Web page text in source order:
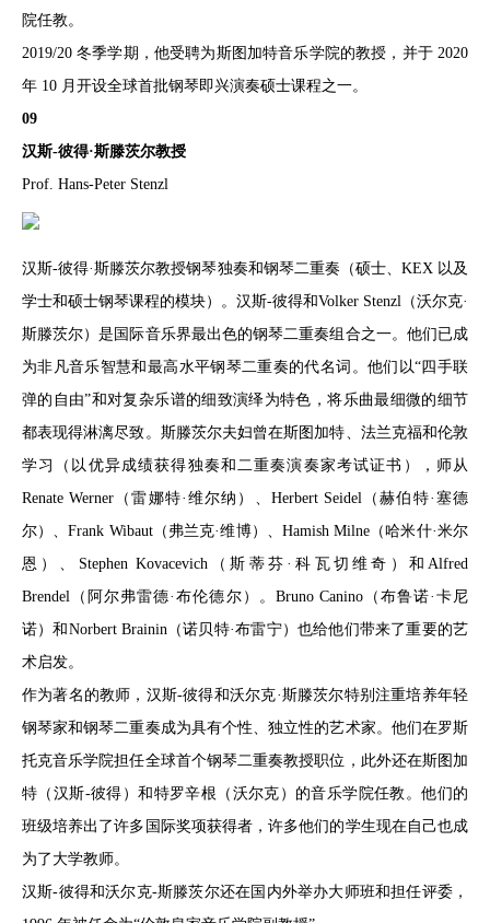
院任教。
2019/20 冬季学期，他受聘为斯图加特音乐学院的教授，并于 2020
年 10 月开设全球首批钢琴即兴演奏硕士课程之一。
09
汉斯-彼得·斯滕茨尔教授
Prof. Hans-Peter Stenzl
汉斯-彼得·斯滕茨尔教授钢琴独奏和钢琴二重奏（硕士、KEX 以及
学士和硕士钢琴课程的模块）。汉斯-彼得和Volker Stenzl（沃尔克·
斯滕茨尔）是国际音乐界最出色的钢琴二重奏组合之一。他们已成
为非凡音乐智慧和最高水平钢琴二重奏的代名词。他们以“四手联
弹的自由”和对复杂乐谱的细致演绎为特色，将乐曲最细微的细节
都表现得淋漓尽致。斯滕茨尔夫妇曾在斯图加特、法兰克福和伦敦
学习（以优异成绩获得独奏和二重奏演奏家考试证书），师从
Renate Werner（雷娜特·维尔纳）、Herbert Seidel（赫伯特·塞德
尔）、Frank Wibaut（弗兰克·维博）、Hamish Milne（哈米什·米尔
恩）、Stephen Kovacevich（斯蒂芬·科瓦切维奇）和Alfred
Brendel（阿尔弗雷德·布伦德尔）。Bruno Canino（布鲁诺·卡尼
诺）和Norbert Brainin（诺贝特·布雷宁）也给他们带来了重要的艺
术启发。
作为著名的教师，汉斯-彼得和沃尔克·斯滕茨尔特别注重培养年轻
钢琴家和钢琴二重奏成为具有个性、独立性的艺术家。他们在罗斯
托克音乐学院担任全球首个钢琴二重奏教授职位，此外还在斯图加
特（汉斯-彼得）和特罗辛根（沃尔克）的音乐学院任教。他们的
班级培养出了许多国际奖项获得者，许多他们的学生现在自己也成
为了大学教师。
汉斯-彼得和沃尔克-斯滕茨尔还在国内外举办大师班和担任评委，